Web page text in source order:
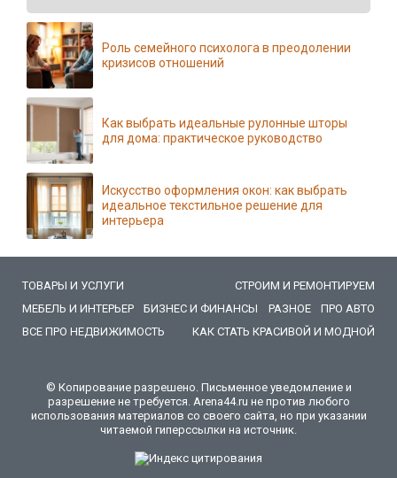
Роль семейного психолога в преодолении
кризисов отношений
Как выбрать идеальные рулонные шторы
для дома: практическое руководство
Искусство оформления окон: как выбрать
идеальное текстильное решение для
интерьера
ТОВАРЫ И УСЛУГИ
СТРОИМ И РЕМОНТИРУЕМ
МЕБЕЛЬ И ИНТЕРЬЕР
БИЗНЕС И ФИНАНСЫ РАЗНОЕ
ПРО АВТО
ВСЕ ПРО НЕДВИЖИМОСТЬ
КАК СТАТЬ КРАСИВОЙ И МОДНОЙ
© Копирование разрешено. Письменное уведомление и
разрешение не требуется. Arena44.ru не против любого
использования материалов со своего сайта, но при указании
читаемой гиперссылки на источник.